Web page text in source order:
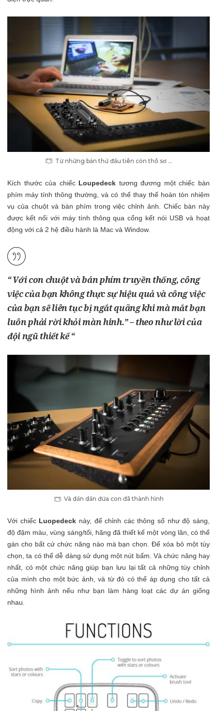
Từ những bản thử đầu tiên còn thô sơ …
Kích thước của chiếc Loupedeck tương đương một chiếc bàn
phím máy tính thông thường, và có thể thay thế hoàn tòn nhiệm
vụ của chuột và bàn phím trong việc chỉnh ảnh. Chiếc bàn này
được kết nối với máy tính thông qua cổng kết nói USB và hoạt
động với cả 2 hệ điều hành là Mac và Window.
“ Với con chuột và bán phím truyền thống, công
việc của bạn không thực sự hiệu quả và công việc
của bạn sẽ liên tục bị ngắt quãng khi mà mắt bạn
luôn phải rời khỏi màn hinh.” – theo như lời của
đội ngũ thiết kế “
Và dần dần đứa con đã thành hình
Với chiếc Luopedeck này, để chỉnh các thông số như độ sáng,
độ đậm màu, vùng sáng/tối, hãng đã thiết kế một vòng lăn, có thể
gán cho bất cứ chức năng nào mà bạn chọn. Để xóa bỏ một tùy
chọn, ta có thể dễ dàng sử dụng một nút bấm. Và chức năng hay
nhất, có một chức năng giúp bạn lưu lại tất cả những tùy chỉnh
của mình cho một bức ảnh, và từ đó có thể áp dụng cho tất cả
những hình ảnh­­ nếu như bạn làm hàng loạt các dự án giống
nhau.